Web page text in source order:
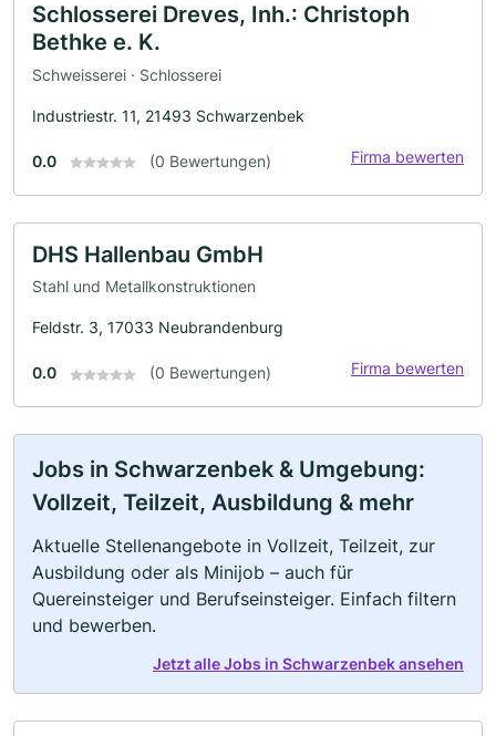
Schlosserei Dreves, Inh.: Christoph
Bethke e. K.
Schweisserei · Schlosserei
Industriestr. 11, 21493 Schwarzenbek
0.0 (0 Bewertungen) Firma bewerten
DHS Hallenbau GmbH
Stahl und Metallkonstruktionen
Feldstr. 3, 17033 Neubrandenburg
0.0 (0 Bewertungen) Firma bewerten
Jobs in Schwarzenbek & Umgebung:
Vollzeit, Teilzeit, Ausbildung & mehr
Aktuelle Stellenangebote in Vollzeit, Teilzeit, zur
Ausbildung oder als Minijob – auch für
Quereinsteiger und Berufseinsteiger. Einfach filtern
und bewerben.
Jetzt alle Jobs in Schwarzenbek ansehen